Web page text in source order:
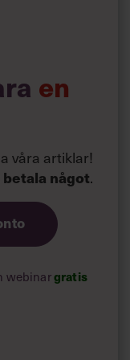
en
våra artiklar!
något.
webinargratis